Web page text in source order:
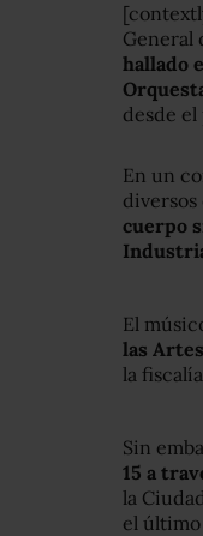
General
hallado
desde el
En un
diversos
cuerpo
El
las
la
Sin
15 a
la
el último